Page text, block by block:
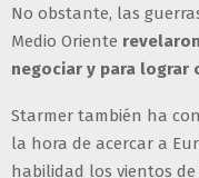
No obstante, las
Medio Oriente
negociar y para lograr
Starmer también ha
la hora de acercar a
habilidad los vientos